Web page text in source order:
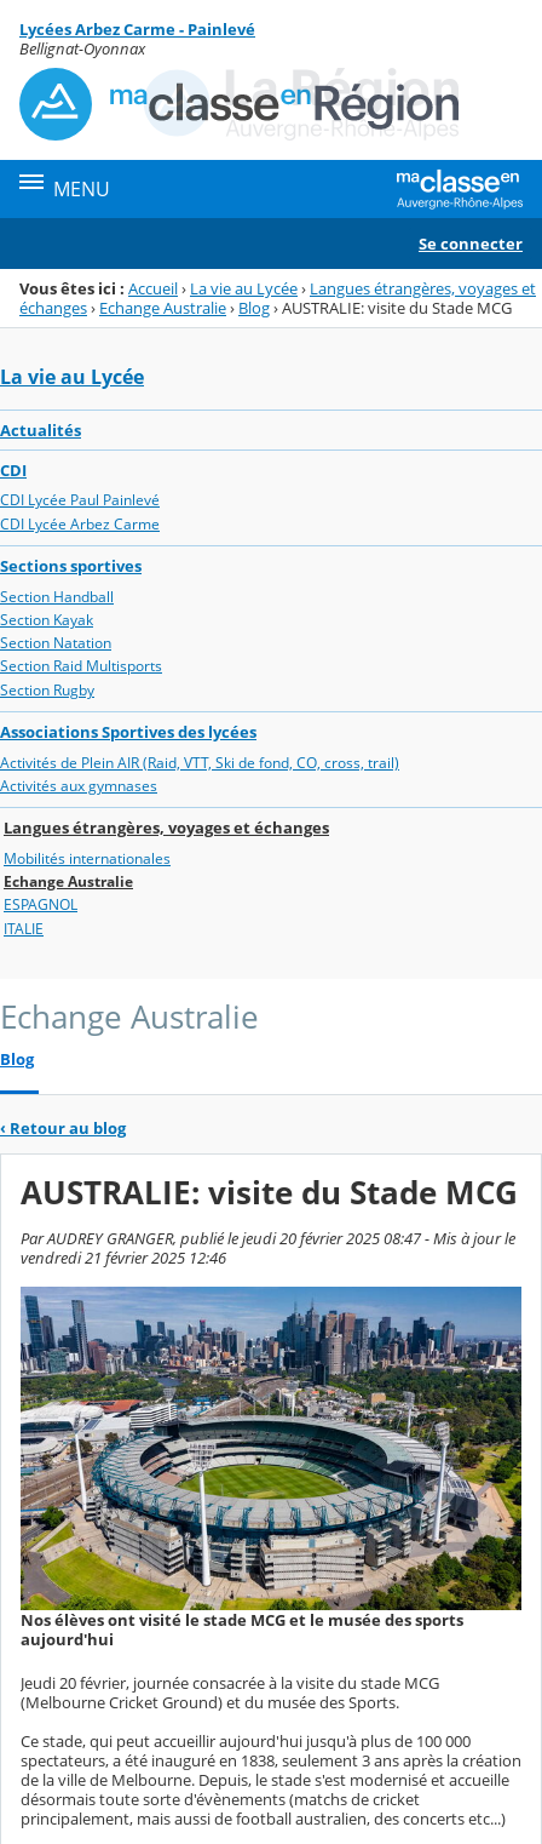
Menu de la rubrique
Contenu
Lycées Arbez Carme - Painlevé
Bellignat-Oyonnax
MENU
Se connecter
Vous êtes ici : Accueil› La vie au Lycée› Langues étrangères, voyages et
échanges› Echange Australie› Blog›AUSTRALIE: visite du Stade MCG
La vie au Lycée
Actualités
CDI
CDI Lycée Paul Painlevé
CDI Lycée Arbez Carme
Sections sportives
Section Handball
Section Kayak
Section Natation
Section Raid Multisports
Section Rugby
Associations Sportives des lycées
Activités de Plein AIR (Raid, VTT, Ski de fond, CO, cross, trail)
Activités aux gymnases
Langues étrangères, voyages et échanges
Mobilités internationales
Echange Australie
ESPAGNOL
ITALIE
Echange Australie
Blog
‹ Retour au blog
AUSTRALIE: visite du Stade MCG
Par AUDREY GRANGER, publié le jeudi 20 février 2025 08:47 - Mis à jour le
vendredi 21 février 2025 12:46
Nos élèves ont visité le stade MCG et le musée des sports
aujourd'hui
Jeudi 20 février, journée consacrée à la visite du stade MCG
(Melbourne Cricket Ground) et du musée des Sports.
Ce stade, qui peut accueillir aujourd'hui jusqu'à plus de 100 000
spectateurs, a été inauguré en 1838, seulement 3 ans après la création
de la ville de Melbourne. Depuis, le stade s'est modernisé et accueille
désormais toute sorte d'évènements (matchs de cricket
principalement, mais aussi de football australien, des concerts etc...)